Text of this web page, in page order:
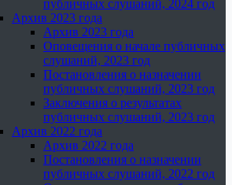
публичных слушаний, 2024 год
Архив 2023 года
Архив 2023 года
Оповещения о начале публичных
слушаний, 2023 год
Постановления о назначении
публичных слушаний, 2023 год
Заключения о результатах
публичных слушаний, 2023 год
Архив 2022 года
Архив 2022 года
Постановления о назначении
публичных слушаний, 2022 год